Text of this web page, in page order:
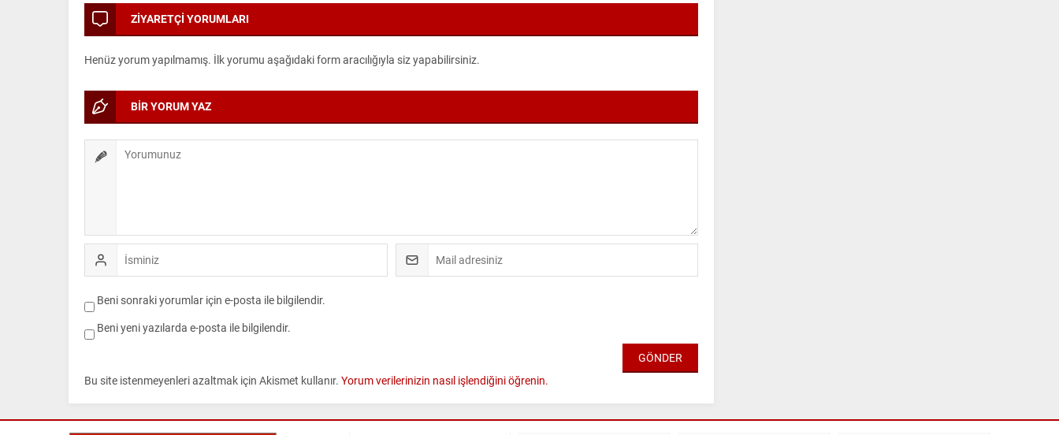
ZİYARETÇİ YORUMLARI
Henüz yorum yapılmamış. İlk yorumu aşağıdaki form aracılığıyla siz yapabilirsiniz.
BİR YORUM YAZ
Beni sonraki yorumlar için e-posta ile bilgilendir.
Beni yeni yazılarda e-posta ile bilgilendir.
Bu site istenmeyenleri azaltmak için Akismet kullanır. Yorum verilerinizin nasıl işlendiğini öğrenin.